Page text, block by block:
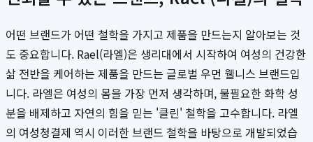
어떤 브랜드가 어떤 철학을 가지고 제품을 만드는지 알아보는 것
도 중요합니다. Rael(라엘)은 생리대에서 시작하여 여성의 건강한
삶 전반을 케어하는 제품을 만드는 글로벌 우먼 웰니스 브랜드입
니다. 라엘은 여성의 몸을 가장 먼저 생각하며, 불필요한 화학 성
분을 배제하고 자연의 힘을 믿는 '클린' 철학을 고수합니다. 라엘
의 여성청결제 역시 이러한 브랜드 철학을 바탕으로 개발되었습